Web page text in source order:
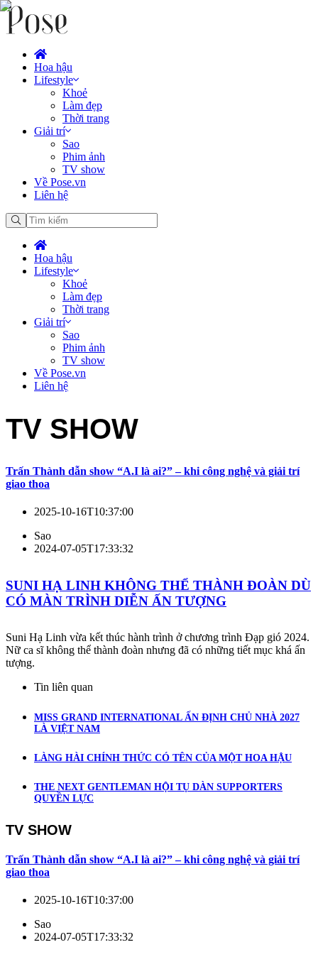
Hoa hậu
Lifestyle
Khoẻ
Làm đẹp
Thời trang
Giải trí
Sao
Phim ảnh
TV show
Về Pose.vn
Liên hệ
Hoa hậu
Lifestyle
Khoẻ
Làm đẹp
Thời trang
Giải trí
Sao
Phim ảnh
TV show
Về Pose.vn
Liên hệ
TV SHOW
Trấn Thành dẫn show “A.I là ai?” – khi công nghệ và giải trí
giao thoa
2025-10-16T10:37:00
Sao
2024-07-05T17:33:32
SUNI HẠ LINH KHÔNG THỂ THÀNH ĐOÀN DÙ
CÓ MÀN TRÌNH DIỄN ẤN TƯỢNG
Suni Hạ Linh vừa kết thúc hành trình ở chương trình Đạp gió 2024.
Nữ ca sĩ không thể thành đoàn nhưng đã có những tiết mục khá ấn
tượng.
Tin liên quan
MISS GRAND INTERNATIONAL ẤN ĐỊNH CHỦ NHÀ 2027
LÀ VIỆT NAM
LÀNG HÀI CHÍNH THỨC CÓ TÊN CỦA MỘT HOA HẬU
THE NEXT GENTLEMAN HỘI TỤ DÀN SUPPORTERS
QUYỀN LỰC
TV SHOW
Trấn Thành dẫn show “A.I là ai?” – khi công nghệ và giải trí
giao thoa
2025-10-16T10:37:00
Sao
2024-07-05T17:33:32